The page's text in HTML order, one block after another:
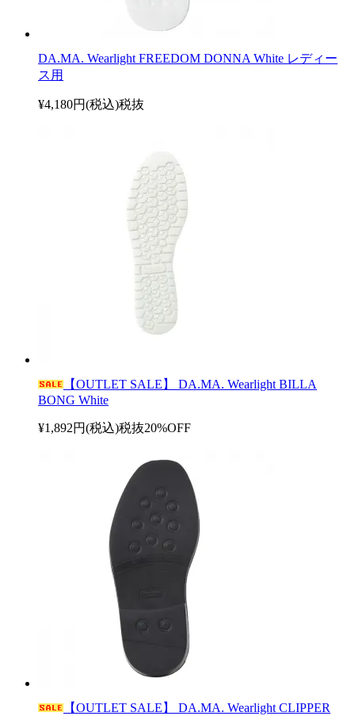
DA.MA. Wearlight FREEDOM DONNA White レディー
ス用
¥4,180円(税込)税抜
【OUTLET SALE】 DA.MA. Wearlight BILLA
BONG White
¥1,892円(税込)税抜20%OFF
【OUTLET SALE】 DA.MA. Wearlight CLIPPER